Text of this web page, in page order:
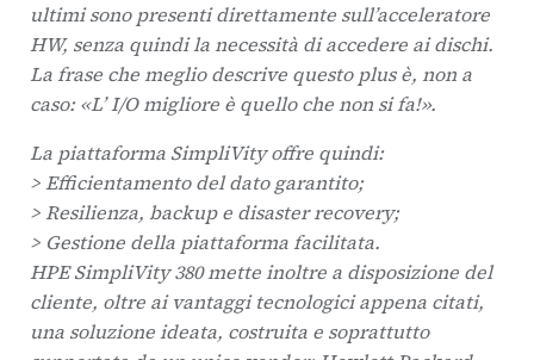
ultimi sono presenti direttamente sull’acceleratore
HW, senza quindi la necessità di accedere ai dischi.
La frase che meglio descrive questo plus è, non a
caso: «L’ I/O migliore è quello che non si fa!».
La piattaforma SimpliVity offre quindi:
> Efficientamento del dato garantito;
> Resilienza, backup e disaster recovery;
> Gestione della piattaforma facilitata.
HPE SimpliVity 380 mette inoltre a disposizione del
cliente, oltre ai vantaggi tecnologici appena citati,
una soluzione ideata, costruita e soprattutto